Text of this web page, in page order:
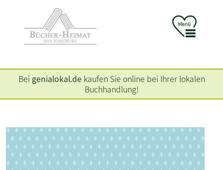
Bei genialokal.de kaufen Sie online bei Ihrer lokalen
Buchhandlung!